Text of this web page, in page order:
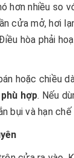
hơn nhiều so
cửa mở, hơi
hòa phải
hoặc chiều
hợp. Nếu
bụi và hạn